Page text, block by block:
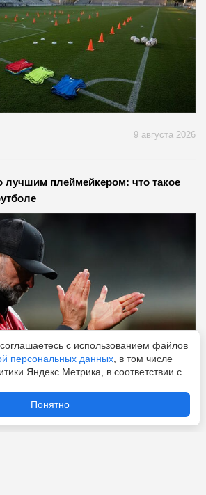
9 августа 2026
лучшим плеймейкером: что такое
9 августа 2026
с использованием файлов
персональных данных , в том числе
Яндекс.Метрика, в соответствии с
Понятно